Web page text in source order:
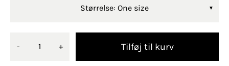
Størrelse: One size
- + Tilføj til kurv